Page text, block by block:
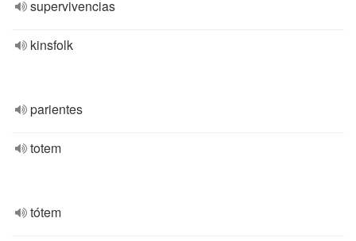
supervivencias
kinsfolk
parientes
totem
tótem